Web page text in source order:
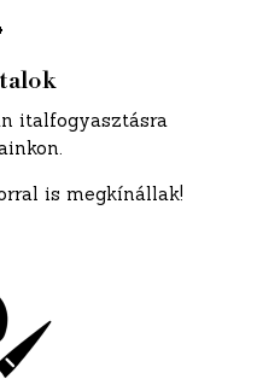
italfogyasztásra
is megkínállak!